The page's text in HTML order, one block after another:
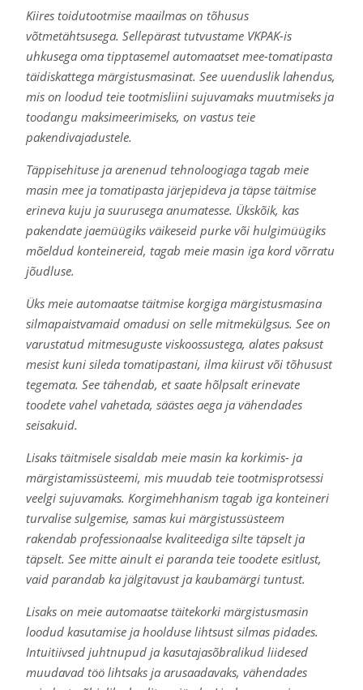
Kiires toidutootmise maailmas on tõhusus
võtmetähtsusega. Sellepärast tutvustame VKPAK-is
uhkusega oma tipptasemel automaatset mee-tomatipasta
täidiskattega märgistusmasinat. See uuenduslik lahendus,
mis on loodud teie tootmisliini sujuvamaks muutmiseks ja
toodangu maksimeerimiseks, on vastus teie
pakendivajadustele.
Täppisehituse ja arenenud tehnoloogiaga tagab meie
masin mee ja tomatipasta järjepideva ja täpse täitmise
erineva kuju ja suurusega anumatesse. Ükskõik, kas
pakendate jaemüügiks väikeseid purke või hulgimüügiks
mõeldud konteinereid, tagab meie masin iga kord võrratu
jõudluse.
Üks meie automaatse täitmise korgiga märgistusmasina
silmapaistvamaid omadusi on selle mitmekülgsus. See on
varustatud mitmesuguste viskoossustega, alates paksust
mesist kuni sileda tomatipastani, ilma kiirust või tõhusust
tegemata. See tähendab, et saate hõlpsalt erinevate
toodete vahel vahetada, säästes aega ja vähendades
seisakuid.
Lisaks täitmisele sisaldab meie masin ka korkimis- ja
märgistamissüsteemi, mis muudab teie tootmisprotsessi
veelgi sujuvamaks. Korgimehhanism tagab iga konteineri
turvalise sulgemise, samas kui märgistussüsteem
rakendab professionaalse kvaliteediga silte täpselt ja
täpselt. See mitte ainult ei paranda teie toodete esitlust,
vaid parandab ka jälgitavust ja kaubamärgi tuntust.
Lisaks on meie automaatse täitekorki märgistusmasin
loodud kasutamise ja hoolduse lihtsust silmas pidades.
Intuitiivsed juhtnupud ja kasutajasõbralikud liidesed
muudavad töö lihtsaks ja arusaadavaks, vähendades